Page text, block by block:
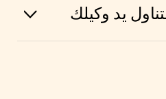
يد وكيلك